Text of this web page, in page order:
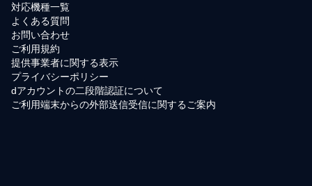
対応機種一覧
よくある質問
お問い合わせ
ご利用規約
提供事業者に関する表示
プライバシーポリシー
dアカウントの二段階認証について
ご利用端末からの外部送信受信に関するご案内